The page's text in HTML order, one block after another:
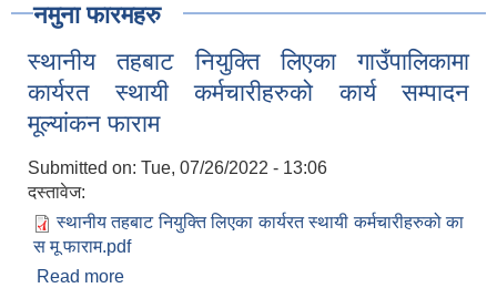
नमुना फारमहरु
स्थानीय तहबाट नियुक्ति लिएका गाउँपालिकामा
कार्यरत स्थायी कर्मचारीहरुको कार्य सम्पादन
मूल्यांकन फाराम
Submitted on: Tue, 07/26/2022 - 13:06
दस्तावेज:
स्थानीय तहबाट नियुक्ति लिएका कार्यरत स्थायी कर्मचारीहरुको का
स मू फाराम.pdf
Read more